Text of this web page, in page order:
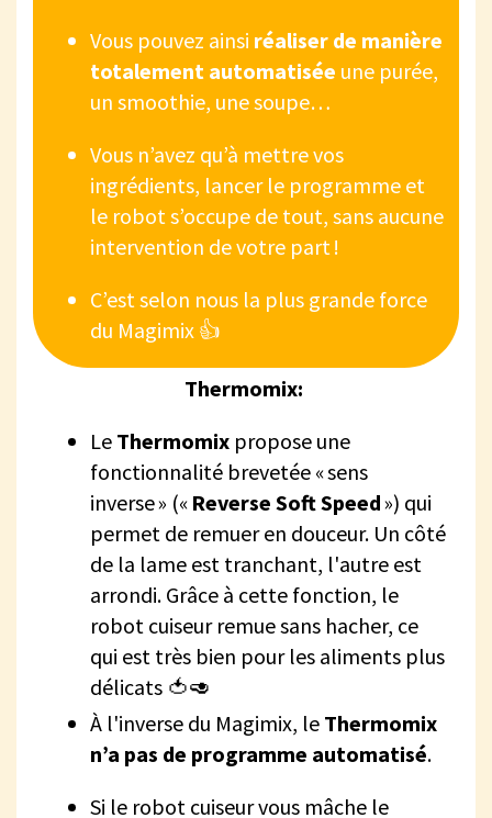
Vous pouvez ainsi réaliser de manière
totalement automatisée une purée,
un smoothie, une soupe…
Vous n’avez qu’à mettre vos
ingrédients, lancer le programme et
le robot s’occupe de tout, sans aucune
intervention de votre part !
C’est selon nous la plus grande force
du Magimix 👍
Thermomix:
Le Thermomix propose une
fonctionnalité brevetée « sens
inverse » (« Reverse Soft Speed») qui
permet de remuer en douceur. Un côté
de la lame est tranchant, l'autre est
arrondi. Grâce à cette fonction, le
robot cuiseur remue sans hacher, ce
qui est très bien pour les aliments plus
délicats 🍅🥑
À l'inverse du Magimix, le Thermomix
n’a pas de programme automatisé.
Si le robot cuiseur vous mâche le